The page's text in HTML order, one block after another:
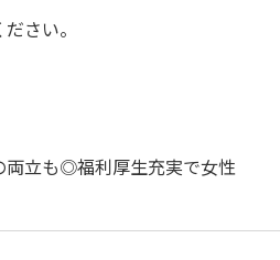
さい。
立も◎福利厚生充実で女性